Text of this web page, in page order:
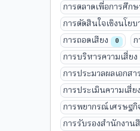
การตลาดเพื่อการศึกษ
การตัดสินใจเชิงนโยบ
การถอดเสียง 0
การบริหารความเสี่ยง
การประมวลผลเอกสา
การประเมินความเสี่ยง
การพยากรณ์เศรษฐกิ
การรับรองสำนักงาน